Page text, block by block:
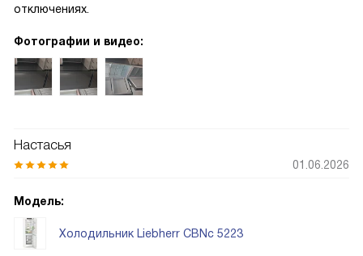
отключениях.
Фотографии и видео:
Настасья
01.06.2026
Модель:
Холодильник Liebherr CBNc 5223